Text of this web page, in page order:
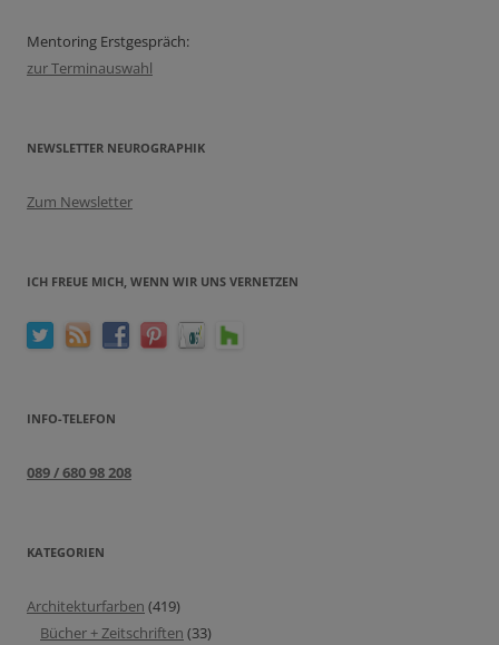
Mentoring Erstgespräch:
zur Terminauswahl
NEWSLETTER NEUROGRAPHIK
Zum Newsletter
ICH FREUE MICH, WENN WIR UNS VERNETZEN
INFO-TELEFON
089 / 680 98 208
KATEGORIEN
Architekturfarben (419)
Bücher + Zeitschriften (33)